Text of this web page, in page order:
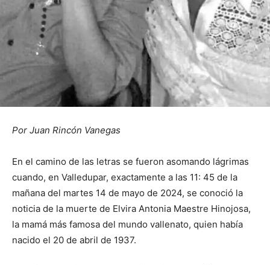
Por Juan Rincón Vanegas
En el camino de las letras se fueron asomando lágrimas
cuando, en Valledupar, exactamente a las 11: 45 de la
mañana del martes 14 de mayo de 2024, se conoció la
noticia de la muerte de Elvira Antonia Maestre Hinojosa,
la mamá más famosa del mundo vallenato, quien había
nacido el 20 de abril de 1937.